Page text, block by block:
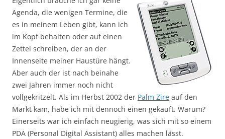
Agenda, die wenigen Termine, die
es in meinem Leben gibt, kann ich
im Kopf behalten oder auf einen
Zettel schreiben, der an der
Innenseite meiner Haustüre hängt.
Aber auch der ist nach beinahe
zwei Jahren immer noch nicht
vollgekritzelt. Als im Herbst 2002 der Palm Zire auf den
Markt kam, habe ich mit dennoch einen gekauft. Warum?
Einerseits war ich einfach neugierig, was sich mit so einem
PDA (Personal Digital Assistant) alles machen lässt.